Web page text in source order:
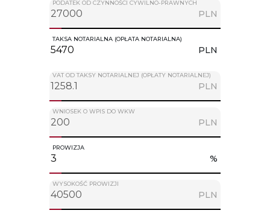
PODATEK OD CZYNNOŚCI CYWILNO-PRAWNYCH
PLN
TAKSA NOTARIALNA (OPŁATA NOTARIALNA)
PLN
VAT OD TAKSY NOTARIALNEJ (OPŁATY NOTARIALNEJ)
PLN
WNIOSEK O WPIS DO WKW
PLN
PROWIZJA
%
WYSOKOŚĆ PROWIZJI
PLN